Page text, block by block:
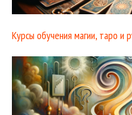
Курсы обучения магии, таро и